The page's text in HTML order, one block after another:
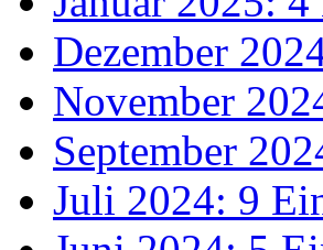
Dezember
November
September
Juli 2024: 9